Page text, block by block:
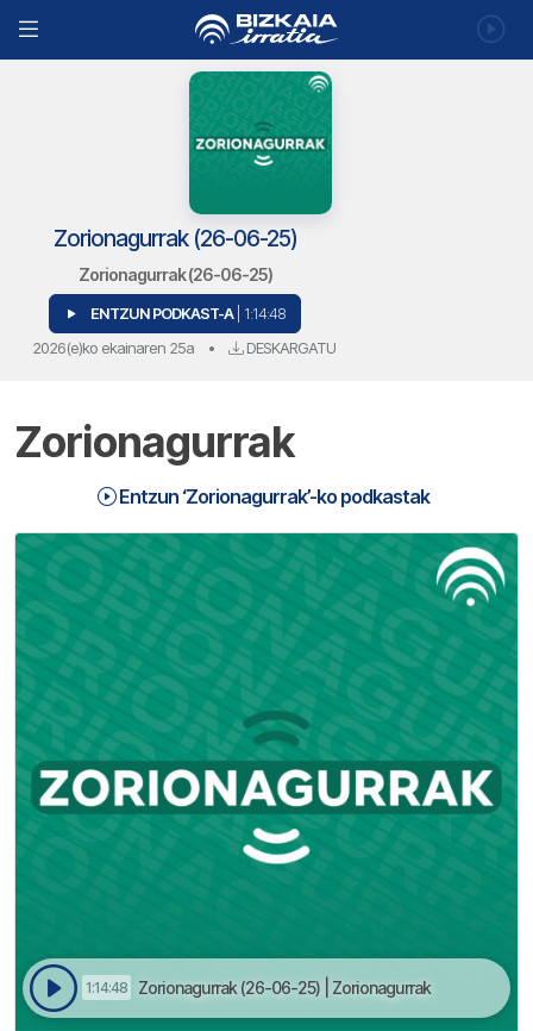
Zorionagurrak (26-06-25)
Zorionagurrak (26-06-25)
ENTZUN PODKAST-A | 1:14:48
2026(e)ko ekainaren 25a • DESKARGATU
Zorionagurrak
Entzun ‘Zorionagurrak’-ko podkastak
1:14:48 Zorionagurrak (26-06-25) | Zorionagurrak